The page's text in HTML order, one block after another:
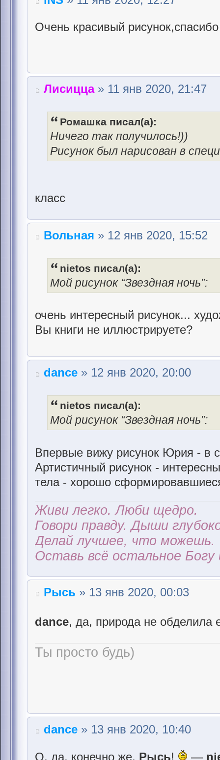
Очень красивый
Лисицца» 11 янв 2020, 21:47
Ромашка писал(а):
Ничего так получилось!))
Рисунок был нарисован в
класс
Вольная » 12 янв 2020, 15:52
nietos писал(а):
Мой рисунок “Звездная ночь”:
очень интересный рисунок...
Вы книги не иллюстрируете?
dance » 12 янв 2020, 20:00
nietos писал(а):
Мой рисунок “Звездная ночь”:
Впервые вижу рисунок Юрия - в
Артистичный рисунок -
тела - хорошо
Живи легко. Люби щедро.
Говори правду. Дыши
Делай лучшее, что можешь.
Оставь всё остальное Богу
Рысь » 13 янв 2020, 00:03
dance, да, природа не обделила
Ты просто будь)
dance » 13 янв 2020, 10:40
О, да, конечно же, Рысь! —